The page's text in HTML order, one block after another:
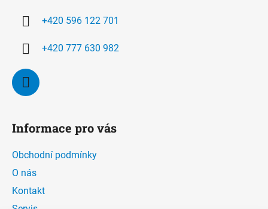
+420 596 122 701
+420 777 630 982
Informace pro vás
Obchodní podmínky
O nás
Kontakt